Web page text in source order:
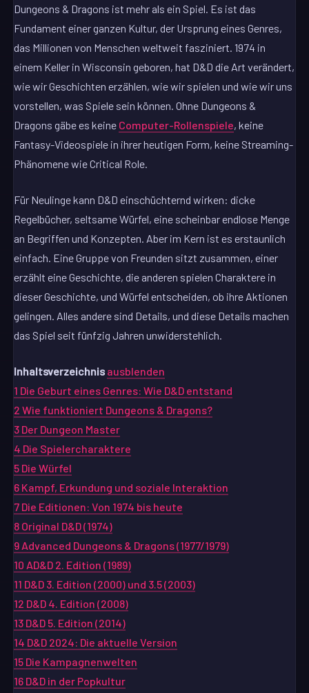
Dungeons & Dragons ist mehr als ein Spiel. Es ist das
Fundament einer ganzen Kultur, der Ursprung eines Genres,
das Millionen von Menschen weltweit fasziniert. 1974 in
einem Keller in Wisconsin geboren, hat D&D die Art verändert,
wie wir Geschichten erzählen, wie wir spielen und wie wir uns
vorstellen, was Spiele sein können. Ohne Dungeons &
Dragons gäbe es keine Computer-Rollenspiele, keine
Fantasy-Videospiele in ihrer heutigen Form, keine Streaming-
Phänomene wie Critical Role.
Für Neulinge kann D&D einschüchternd wirken: dicke
Regelbücher, seltsame Würfel, eine scheinbar endlose Menge
an Begriffen und Konzepten. Aber im Kern ist es erstaunlich
einfach. Eine Gruppe von Freunden sitzt zusammen, einer
erzählt eine Geschichte, die anderen spielen Charaktere in
dieser Geschichte, und Würfel entscheiden, ob ihre Aktionen
gelingen. Alles andere sind Details, und diese Details machen
das Spiel seit fünfzig Jahren unwiderstehlich.
Inhaltsverzeichnis ausblenden
1 Die Geburt eines Genres: Wie D&D entstand
2 Wie funktioniert Dungeons & Dragons?
3 Der Dungeon Master
4 Die Spielercharaktere
5 Die Würfel
6 Kampf, Erkundung und soziale Interaktion
7 Die Editionen: Von 1974 bis heute
8 Original D&D (1974)
9 Advanced Dungeons & Dragons (1977/1979)
10 AD&D 2. Edition (1989)
11 D&D 3. Edition (2000) und 3.5 (2003)
12 D&D 4. Edition (2008)
13 D&D 5. Edition (2014)
14 D&D 2024: Die aktuelle Version
15 Die Kampagnenwelten
16 D&D in der Popkultur